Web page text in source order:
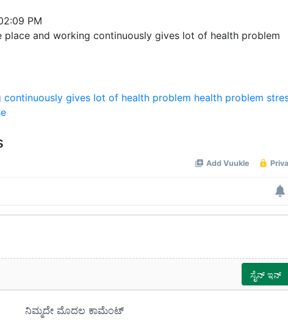
and working continuously gives lot of health problem
gives lot of health problem